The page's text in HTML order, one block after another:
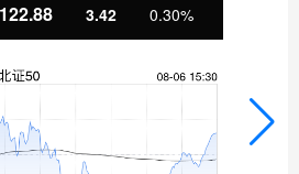
3.42 0.30%